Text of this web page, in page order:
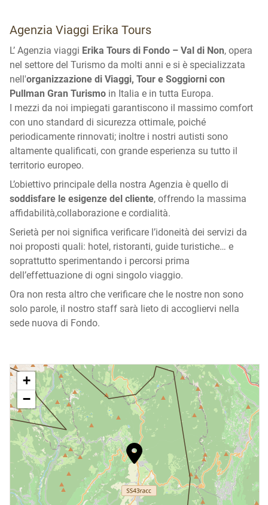
Agenzia Viaggi Erika Tours
L’ Agenzia viaggi Erika Tours di Fondo – Val di Non, opera
nel settore del Turismo da molti anni e si è specializzata
nell'organizzazione di Viaggi, Tour e Soggiorni con
Pullman Gran Turismo in Italia e in tutta Europa.
I mezzi da noi impiegati garantiscono il massimo comfort
con uno standard di sicurezza ottimale, poiché
periodicamente rinnovati; inoltre i nostri autisti sono
altamente qualificati, con grande esperienza su tutto il
territorio europeo.
L’obiettivo principale della nostra Agenzia è quello di
soddisfare le esigenze del cliente, offrendo la massima
affidabilità,collaborazione e cordialità.
Serietà per noi significa verificare l’idoneità dei servizi da
noi proposti quali: hotel, ristoranti, guide turistiche… e
soprattutto sperimentando i percorsi prima
dell’effettuazione di ogni singolo viaggio.
Ora non resta altro che verificare che le nostre non sono
solo parole, il nostro staff sarà lieto di accogliervi nella
sede nuova di Fondo.
+
−